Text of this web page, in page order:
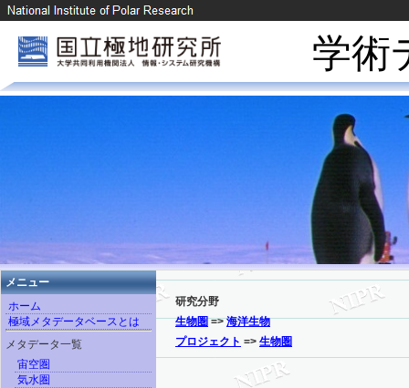
学術
メニュー
ホーム
極域メタデータベースとは
メタデータ一覧
宙空圏
気水圏
研究分野
生物圏=>海洋生物
プロジェクト => 生物圏